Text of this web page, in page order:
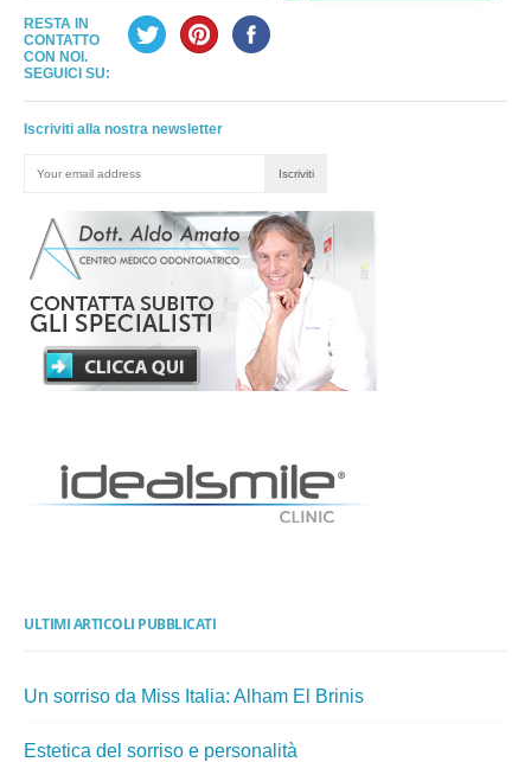
RESTA IN
CONTATTO
CON NOI.
SEGUICI SU:
Iscriviti alla nostra newsletter
ULTIMI ARTICOLI PUBBLICATI
Un sorriso da Miss Italia: Alham El Brinis
Estetica del sorriso e personalità